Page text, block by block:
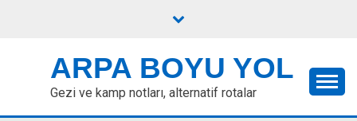
ARPA BOYU YOL
Gezi ve kamp notları, alternatif rotalar